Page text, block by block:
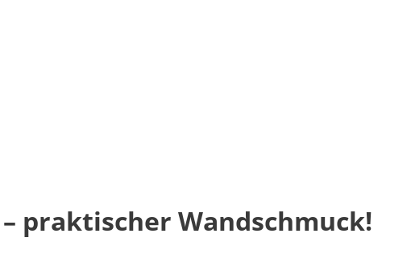
praktischer Wandschmuck!